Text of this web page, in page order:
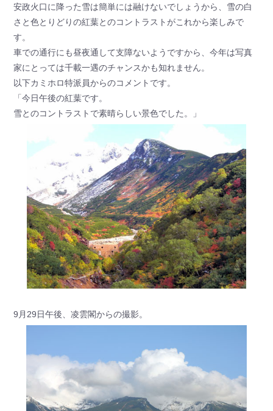
安政火口に降った雪は簡単には融けないでしょうから、雪の白
さと色とりどりの紅葉とのコントラストがこれから楽しみで
す。
車での通行にも昼夜通して支障ないようですから、今年は写真
家にとっては千載一遇のチャンスかも知れません。
以下カミホロ特派員からのコメントです。
「今日午後の紅葉です。
雪とのコントラストで素晴らしい景色でした。」
9月29日午後、凌雲閣からの撮影。